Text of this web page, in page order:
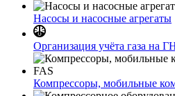
Насосы и насосные агрегаты
Организация учёта газа на
Компрессоры, мобильные